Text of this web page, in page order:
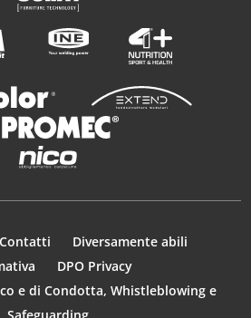
Contatti
Diversamente abili
DPO Privacy
e di Condotta, Whistleblowing e